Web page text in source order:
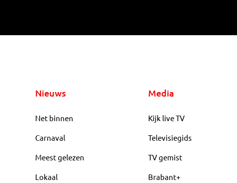
Nieuws
Net binnen
Carnaval
Meest gelezen
Lokaal
Media
Kijk live TV
Televisiegids
TV gemist
Brabant+